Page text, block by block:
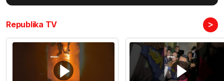
Republika TV >